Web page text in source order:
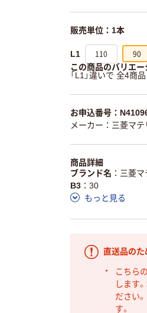
販売単位：1本
L1 110 90
この商品のバリエー
「L1」違いで 全4商
お申込番号：
メーカー：三菱マテ
商品詳細
ブランド名
三菱マ
B3
30
もっと見る
直送品のた
こちら
します
ださい
す。